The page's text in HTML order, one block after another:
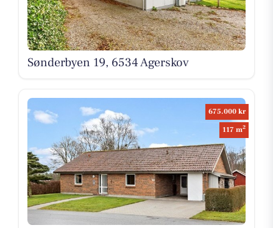
Sønderbyen 19, 6534 Agerskov
675.000 kr
117 m2